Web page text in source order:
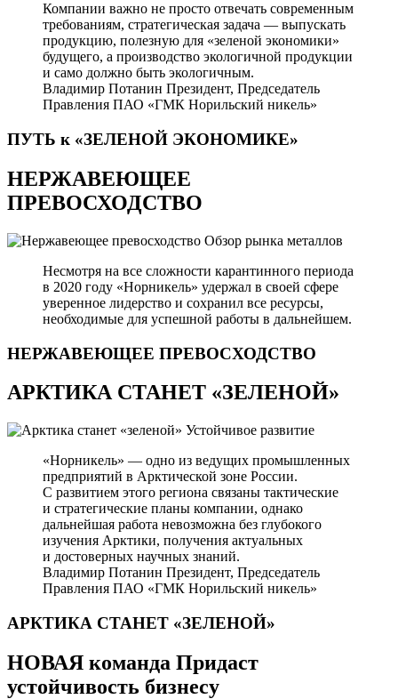
Компании важно не просто отвечать современным
требованиям, стратегическая задача — выпускать
продукцию, полезную для «зеленой экономики»
будущего, а производство экологичной продукции
и само должно быть экологичным.
Владимир Потанин Президент, Председатель
Правления ПАО «ГМК Норильский никель»
ПУТЬ к «ЗЕЛЕНОЙ ЭКОНОМИКЕ»
НЕРЖАВЕЮЩЕЕ
ПРЕВОСХОДСТВО
Обзор рынка металлов
Несмотря на все сложности карантинного периода
в 2020 году «Норникель» удержал в своей сфере
уверенное лидерство и сохранил все ресурсы,
необходимые для успешной работы в дальнейшем.
НЕРЖАВЕЮЩЕЕ ПРЕВОСХОДСТВО
АРКТИКА СТАНЕТ «ЗЕЛЕНОЙ»
Устойчивое развитие
«Норникель» — одно из ведущих промышленных
предприятий в Арктической зоне России.
С развитием этого региона связаны тактические
и стратегические планы компании, однако
дальнейшая работа невозможна без глубокого
изучения Арктики, получения актуальных
и достоверных научных знаний.
Владимир Потанин Президент, Председатель
Правления ПАО «ГМК Норильский никель»
АРКТИКА СТАНЕТ «ЗЕЛЕНОЙ»
НОВАЯ команда Придаст
устойчивость бизнесу